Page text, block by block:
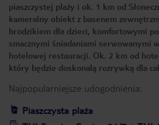
piaszczystej plaży i ok. 1 km od
kameralny obiekt z basenem
brodzikiem dla dzieci, komfortowymi
smacznymi śniadaniami serwowanymi
hotelowej restauracji. Ok. 2 km od
który będzie doskonałą rozrywką dla
Najpopularniejsze udogodnienia:
Piaszczysta plaża